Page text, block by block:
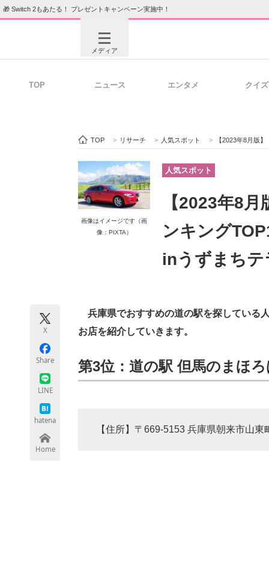
🎁 Switch 2もあたる！ プレゼントキャンペーン実施中！
メディア
ビジネスと働き方のヒント
ITエンジニア向け専門サイト
ちょっと気になるネットの話題
TOP ニュース エンタメ クイズ
TOP > リサーチ > 人気スポット > 【2023年8月版】
画像はイメージです（画
像：PIXTA）
人気スポット
【2023年8
ンキング
inうずまちテ
X
Share
LINE
hatena
Home
兵庫県でおすすめの道の駅を探している
お店を紹介していきます。
第3位：道の駅 但馬のまほ
【住所】〒669-5153 兵庫県朝来市山東